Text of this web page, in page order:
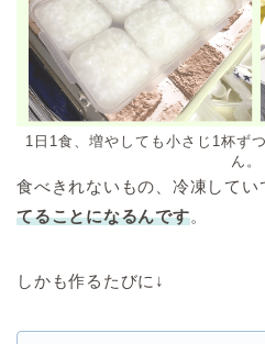
1日1食、増やしても小さじ1杯ず
ん。
食べきれないもの、冷凍して
てることになるんです。
しかも作るたびに↓